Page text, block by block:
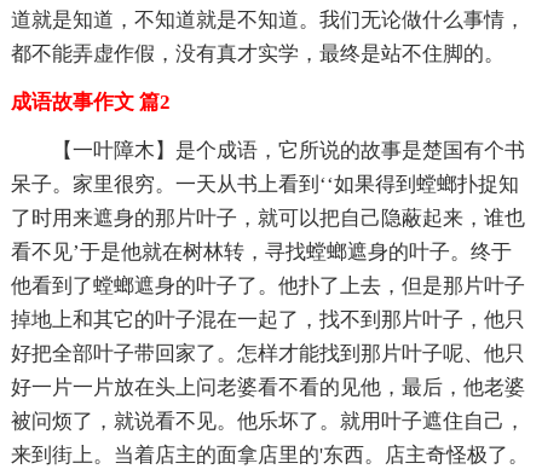
道就是知道，不知道就是不知道。我们无论做什么事情，
都不能弄虚作假，没有真才实学，最终是站不住脚的。
成语故事作文 篇2
【一叶障木】是个成语，它所说的故事是楚国有个书
呆子。家里很穷。一天从书上看到‘‘如果得到螳螂扑捉知
了时用来遮身的那片叶子，就可以把自己隐蔽起来，谁也
看不见’于是他就在树林转，寻找螳螂遮身的叶子。终于
他看到了螳螂遮身的叶子了。他扑了上去，但是那片叶子
掉地上和其它的叶子混在一起了，找不到那片叶子，他只
好把全部叶子带回家了。怎样才能找到那片叶子呢、他只
好一片一片放在头上问老婆看不看的见他，最后，他老婆
被问烦了，就说看不见。他乐坏了。就用叶子遮住自己，
来到街上。当着店主的面拿店里的'东西。店主奇怪极了。